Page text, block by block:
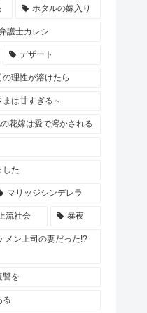
ホタルの嫁入り
護士カレシ
デザート
理性が溶けたら
は甘すぎる～
花嫁は愛で溶かされる
した
マリッジシンデレラ
上流社会 暴夜
メン上司の妻だった!?
讐を
る